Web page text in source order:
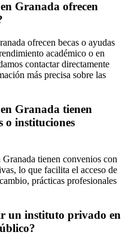
Granada ofrecen
ofrecen becas o ayudas
académico o en
contactar directamente
más precisa sobre las
Granada tienen
o instituciones
tienen convenios con
lo que facilita el acceso de
prácticas profesionales
un instituto privado en